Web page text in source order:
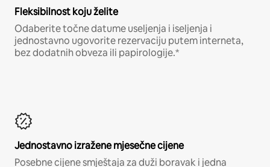
Fleksibilnost koju želite
Odaberite točne datume useljenja i iseljenja i
jednostavno ugovorite rezervaciju putem interneta,
bez dodatnih obveza ili papirologije.*
Jednostavno izražene mjesečne cijene
Posebne cijene smještaja za duži boravak i jedna